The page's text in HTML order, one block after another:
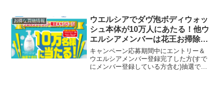
ンクルクリーム サンプル×...
お得な買物情報
ウエルシアでダヴ泡ボディウォッ
シュ本体が10万人にあたる！他ウ
エルシアメンバーは花王お掃除商
品まとめ買いで最大20%プレゼン
ト
キャンペーン応募期間中にエントリー＆
ウエルシアメンバー登録完了した方(すで
にメンバー登録している方含む)抽選で10